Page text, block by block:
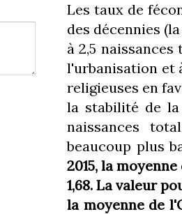
Les taux de
des décennies
à 2,5
l'urbanisation et
religieuses en
la stabilité de la
naissances
beaucoup plus
2015, la
1,68. La valeur
la moyenne de